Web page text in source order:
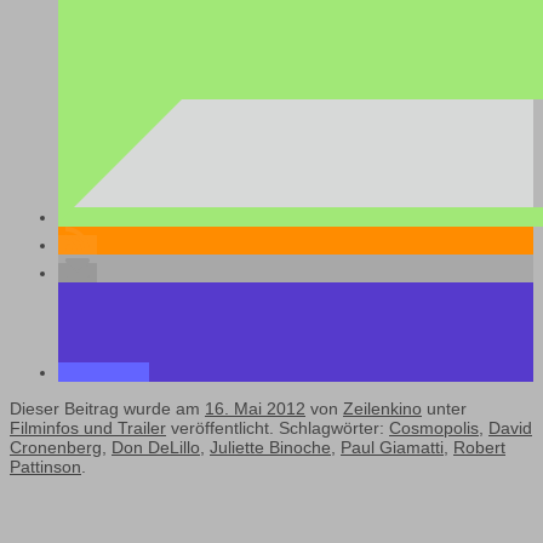
Dieser Beitrag wurde am 16. Mai 2012 von Zeilenkino unter
Filminfos und Trailer veröffentlicht. Schlagwörter: Cosmopolis, David
Cronenberg, Don DeLillo, Juliette Binoche, Paul Giamatti, Robert
Pattinson.